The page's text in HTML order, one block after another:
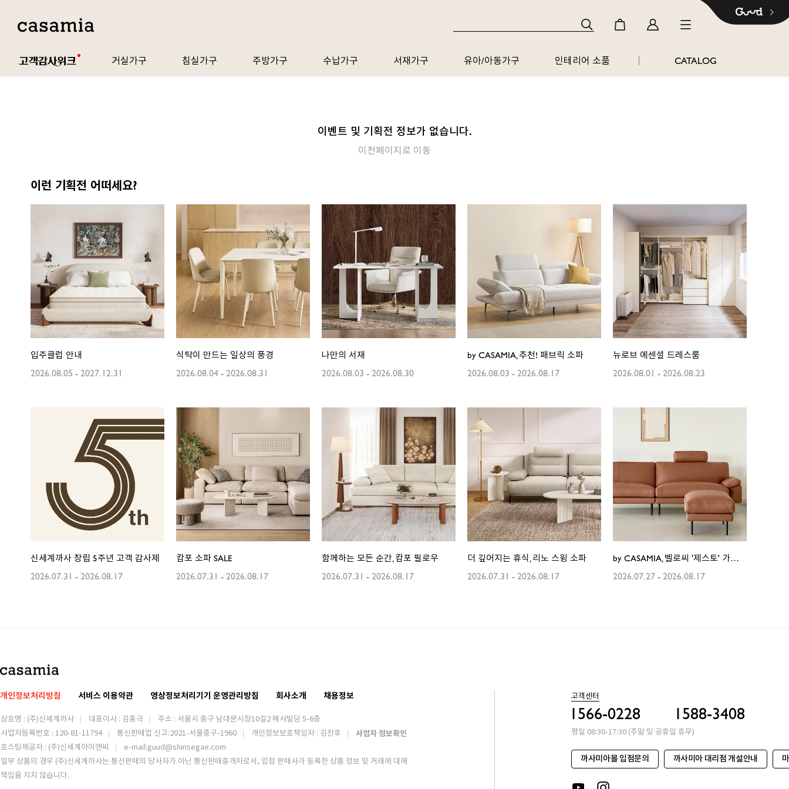
거실가구 침실가구 주방가구 수납가구 서재가구 유아/아동가구 인테리어 소품 CATALOG
이벤트 및 기획전 정보가 없습니다.
이전페이지로 이동
이런 기획전 어떠세요?
입주클럽 안내
2026.08.05 -2027.12.31
식탁이 만드는 일상의 풍경
2026.08.04-2026.08.31
나만의 서재
2026.08.03 -2026.08.30
by CASAMIA, 추천! 패브릭 소파
2026.08.03 -2026.08.17
뉴로브 에센셜 드레스룸
2026.08.01 -2026.08.23
신세계까사 창립 5주년 고객 감사제
2026.07.31 -2026.08.17
캄포 소파 SALE
2026.07.31 -2026.08.17
함께하는 모든 순간, 캄포 필로우
2026.07.31 -2026.08.17
더 깊어지는 휴식, 리노 스윙 소파
2026.07.31 -2026.08.17
by CASAMIA, 벨로씨 '제스토' 가죽소파 출시
2026.07.27-2026.08.17
개인정보처리방침 서비스 이용약관 영상정보처리기기 운영관리방침 회사소개 채용정보
상호명 : (주)신세계까사 대표이사 : 김홍극 주소 : 서울시 중구 남대문시장10길2 메사빌딩 5-6층
사업자등록번호 : 120-81-11794
통신판매업 신고:2021-서울중구-1960 개인정보보호책임자 : 김찬후 사업자 정보확인
호스팅제공자 : (주)신세계아이앤씨
e-mail:guud@shinsegae.com
일부 상품의 경우 (주)신세계까사는 통신판매의 당사자가 아닌 통신판매중개자로서, 입점 판매사가 등록한 상품 정보 및 거래에 대해
책임을 지지 않습니다.
고객센터
1566-0228 1588-3408
평일 08:30-17:30 (주말 및 공휴일 휴무)
까사미아몰 입점문의 까사미아 대리점 개설안내